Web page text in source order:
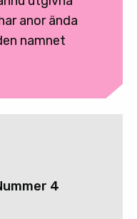
anor ända
namnet
4